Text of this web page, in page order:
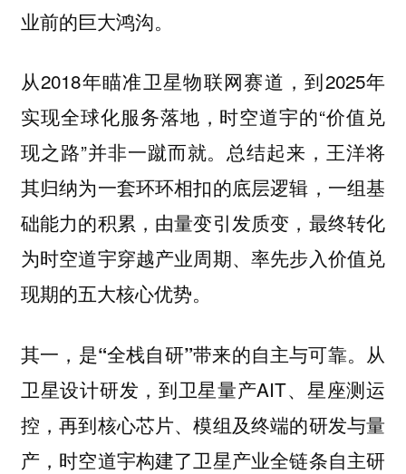
业前的巨大鸿沟。
从2018年瞄准卫星物联网赛道，到2025年
实现全球化服务落地，时空道宇的“价值兑
现之路”并非一蹴而就。总结起来，王洋将
其归纳为一套环环相扣的底层逻辑，一组基
础能力的积累，由量变引发质变，最终转化
为时空道宇穿越产业周期、率先步入价值兑
现期的五大核心优势。
其一，是“全栈自研”带来的自主与可靠。 从
卫星设计研发，到卫星量产AIT、星座测运
控，再到核心芯片、模组及终端的研发与量
产，时空道宇构建了卫星产业全链条自主研